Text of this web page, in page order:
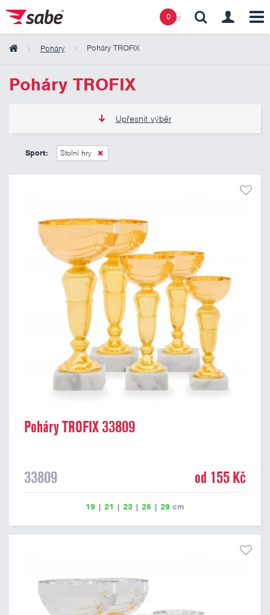
0
Poháry Poháry TROFIX
Poháry TROFIX
Upřesnit výběr
155 Kč
Sport: Stolní hry
Poháry TROFIX 33809
33809 od 155 Kč
19 | 21 | 23 | 26 | 29 cm
Obsah košíku